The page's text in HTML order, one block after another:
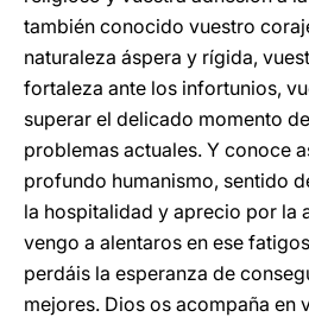
también conocido vuestro
naturaleza áspera y rígida,
fortaleza ante los infortunios,
superar el delicado momento
problemas actuales. Y conoce
profundo humanismo, sentido
la hospitalidad y aprecio por la
vengo a alentaros en ese
perdáis la esperanza de
mejores. Dios os acompaña en